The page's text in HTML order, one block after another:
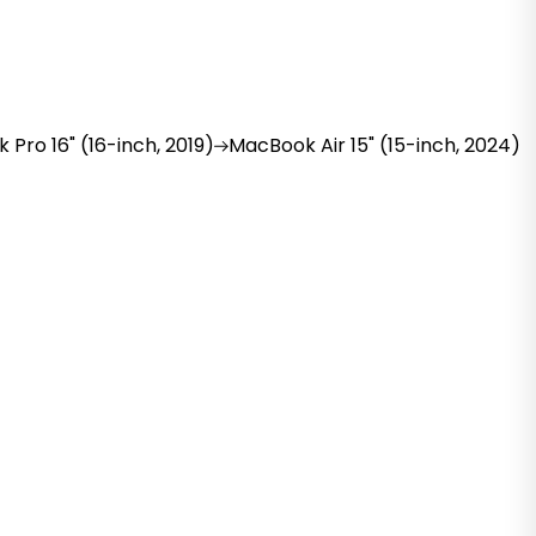
Pro 16" (16-inch, 2019) MacBookAir 15" (15-inch, 2024)